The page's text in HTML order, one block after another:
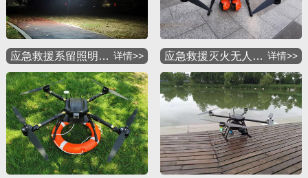
应急救援系留照明… 详情>> 应急救援灭火无人… 详情>>